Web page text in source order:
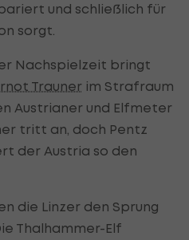
pariert und schließlich für
sorgt.
Nachspielzeit bringt
Trauner im Strafraum
Austrianer und Elfmeter
tritt an, doch Pentz
der Austria so den
die Linzer den Sprung
Thalhammer-Elf